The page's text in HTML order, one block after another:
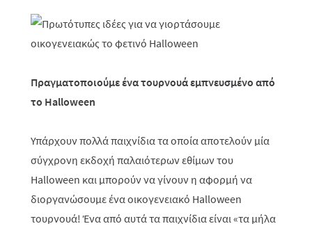
Πραγματοποιούμε ένα τουρνουά εμπνευσμένο από
το Halloween
Υπάρχουν πολλά παιχνίδια τα οποία αποτελούν μία
σύγχρονη εκδοχή παλαιότερων εθίμων του
Halloween και μπορούν να γίνουν η αφορμή να
διοργανώσουμε ένα οικογενειακό Halloween
τουρνουά! Ένα από αυτά τα παιχνίδια είναι «τα μήλα